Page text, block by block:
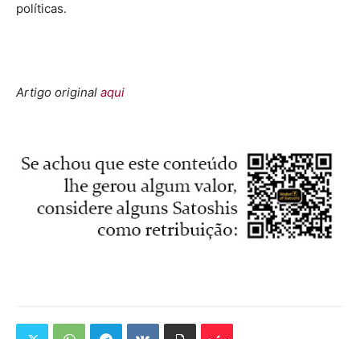
políticas.
Artigo original aqui